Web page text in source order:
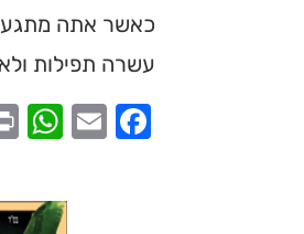
כאשר אתה
עשרה תפילות
Facebook
Email